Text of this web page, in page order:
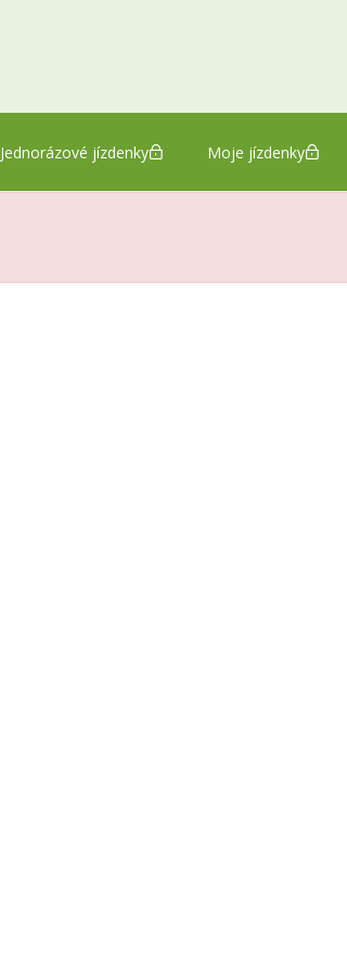
Jednorázové jízdenky Moje jízdenky